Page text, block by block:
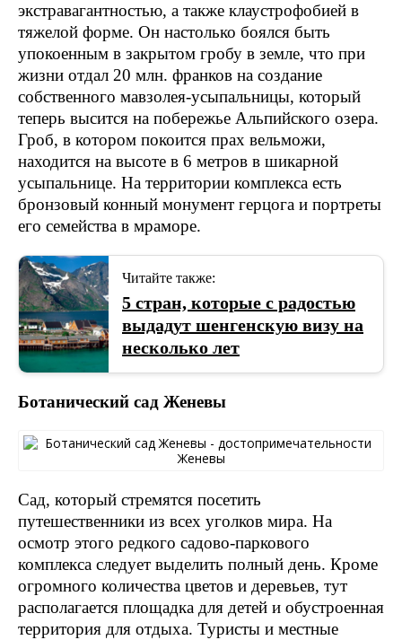
экстравагантностью, а также клаустрофобией в
тяжелой форме. Он настолько боялся быть
упокоенным в закрытом гробу в земле, что при
жизни отдал 20 млн. франков на создание
собственного мавзолея-усыпальницы, который
теперь высится на побережье Альпийского озера.
Гроб, в котором покоится прах вельможи,
находится на высоте в 6 метров в шикарной
усыпальнице. На территории комплекса есть
бронзовый конный монумент герцога и портреты
его семейства в мраморе.
Читайте также:
5 стран, которые с радостью
выдадут шенгенскую визу на
несколько лет
Ботанический сад Женевы
Сад, который стремятся посетить
путешественники из всех уголков мира. На
осмотр этого редкого садово-паркового
комплекса следует выделить полный день. Кроме
огромного количества цветов и деревьев, тут
располагается площадка для детей и обустроенная
территория для отдыха. Туристы и местные